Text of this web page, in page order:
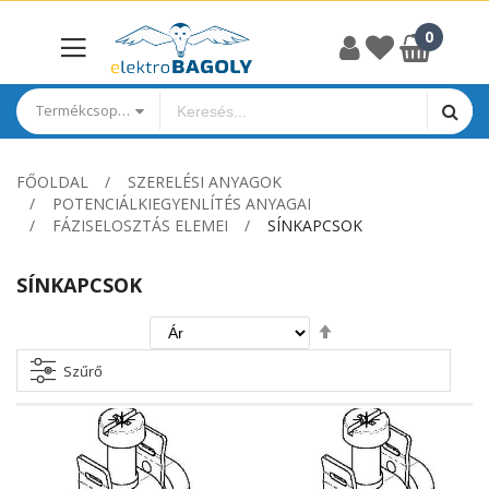
Termékcsoportok
FŐOLDAL
SZERELÉSI ANYAGOK
POTENCIÁLKIEGYENLÍTÉS ANYAGAI
FÁZISELOSZTÁS ELEMEI
SÍNKAPCSOK
SÍNKAPCSOK
irány
Szűrő